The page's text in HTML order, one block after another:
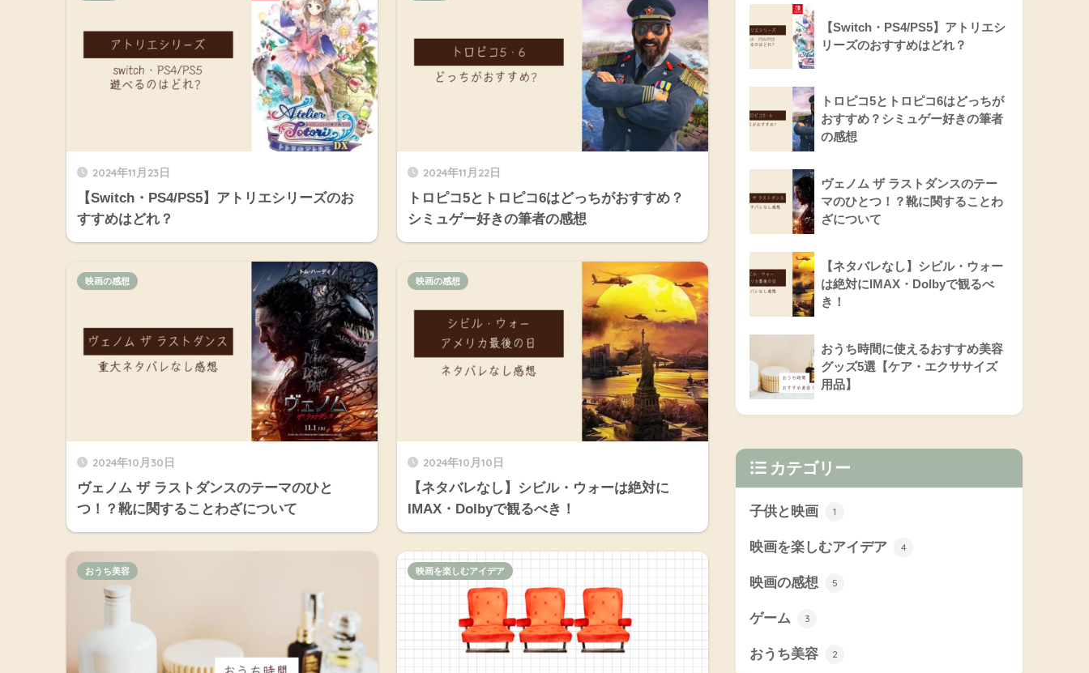
2024年11月23日
【Switch・PS4/PS5】アトリエシリーズのお
すすめはどれ？
2024年11月22日
トロピコ5とトロピコ6はどっちがおすすめ？
シミュゲー好きの筆者の感想
2024年10月30日
ヴェノム ザ ラストダンスのテーマのひと
つ！？靴に関することわざについて
映画の感想
2024年10月10日
【ネタバレなし】シビル・ウォーは絶対に
IMAX・Dolbyで観るべき！
映画の感想
おうち美容 映画を楽しむアイデア
【Switch・PS4/PS5】アトリエシ
リーズのおすすめはどれ？
トロピコ5とトロピコ6はどっちが
おすすめ？シミュゲー好きの筆者
の感想
ヴェノム ザ ラストダンスのテー
マのひとつ！？靴に関することわ
ざについて
【ネタバレなし】シビル・ウォー
は絶対にIMAX・Dolbyで観るべ
き！
おうち時間に使えるおすすめ美容
グッズ5選【ケア・エクササイズ
用品】
カテゴリー
子供と映画 1
映画を楽しむアイデア 4
映画の感想 5
ゲーム 3
おうち美容 2